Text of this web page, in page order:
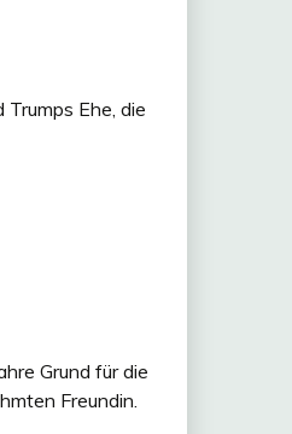
Ehe, die
Grund für die
Freundin.